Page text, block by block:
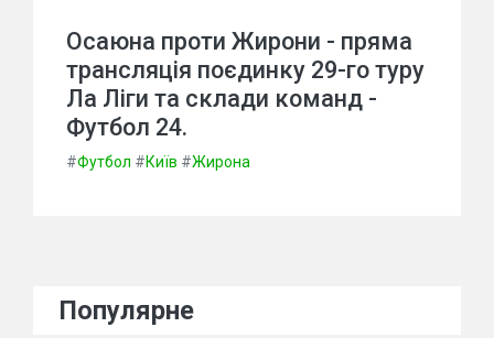
Осаюна проти Жирони - пряма
трансляція поєдинку 29-го туру
Ла Ліги та склади команд -
Футбол 24.
#Футбол #Київ #Жирона
Популярне